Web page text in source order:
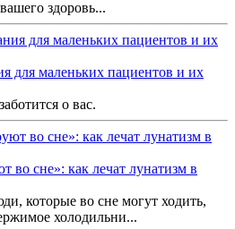
здоровь...
для маленьких пациентов и их
о вас.
во сне»: как лечат лунатизм в
которые во сне могут ходить,
холодильни...